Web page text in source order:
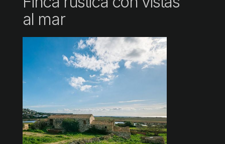
al mar